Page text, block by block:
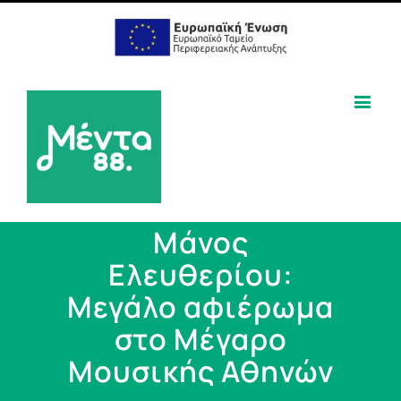
Μάνος
Ελευθερίου:
Μεγάλο αφιέρωμα
στο Μέγαρο
Μουσικής Αθηνών